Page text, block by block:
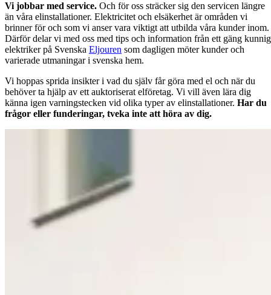
Vi jobbar med service. Och för oss sträcker sig den servicen längre
än våra elinstallationer. Elektricitet och elsäkerhet är områden vi
brinner för och som vi anser vara viktigt att utbilda våra kunder inom.
Därför delar vi med oss med tips och information från ett gäng
elektriker på Svenska Eljouren som dagligen möter kunder och
varierade utmaningar i svenska hem.
Vi hoppas sprida insikter i vad du själv får göra med el och när du
behöver ta hjälp av ett auktoriserat elföretag. Vi vill även lära dig
känna igen varningstecken vid olika typer av elinstallationer. Har du
frågor eller funderingar, tveka inte att höra av dig.